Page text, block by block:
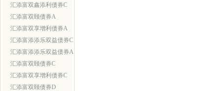
汇添富双鑫添利债券C
汇添富双颐债券A
汇添富双享增利债券A
汇添富添添乐双益债券C
汇添富添添乐双益债券A
汇添富双颐债券C
汇添富双享增利债券C
汇添富双颐债券D